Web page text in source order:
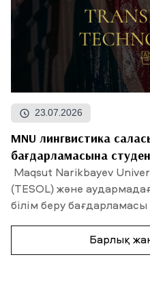
23.07.2026
MNU лингвистика
бағдарламасына
Maqsut Narikbayev
(TESOL) және
білім беру
Барлық